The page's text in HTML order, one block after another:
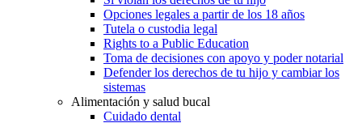
Opciones legales a partir de los 18 años
Tutela o custodia legal
Rights to a Public Education
Toma de decisiones con apoyo y poder notarial
Defender los derechos de tu hijo y cambiar los
sistemas
Alimentación y salud bucal
Cuidado dental